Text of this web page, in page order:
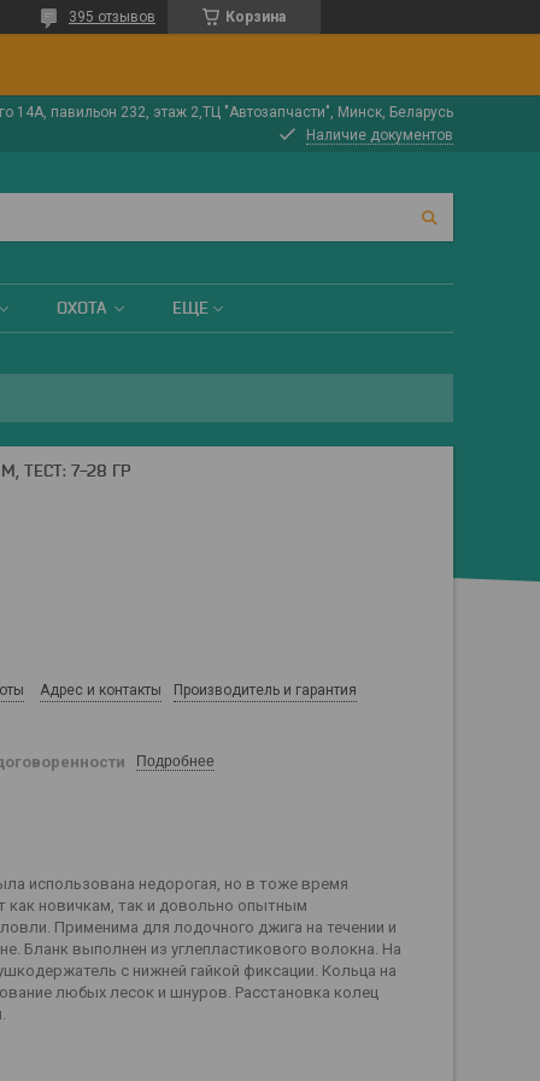
Корзина
395 отзывов
14А, павильон 232, этаж 2,ТЦ "Автозапчасти", Минск, Беларусь
Наличие документов
ОХОТА ЕЩЕ
ТЕСТ: 7-28 ГР
Адрес и контакты Производитель и гарантия
Подробнее
использована недорогая, но в тоже время
как новичкам, так и довольно опытным
Применима для лодочного джига на течении и
Бланк выполнен из углепластикового волокна. На
с нижней гайкой фиксации. Кольца на
любых лесок и шнуров. Расстановка колец